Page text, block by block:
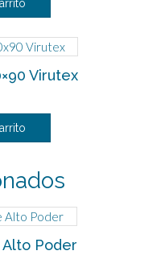
Virutex
Poder